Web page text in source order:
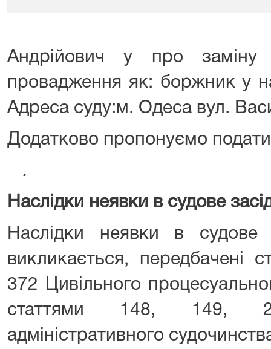
Андрійович у про заміну
провадження як: боржник у
Адреса суду:м. Одеса вул.
Додатково пропонуємо подати
.
Наслідки неявки в судове
Наслідки неявки в судове
викликається, передбачені
372 Цивільного
статтями 148, 149,
адміністративного